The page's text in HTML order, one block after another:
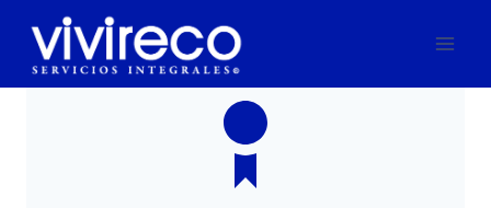
contenido